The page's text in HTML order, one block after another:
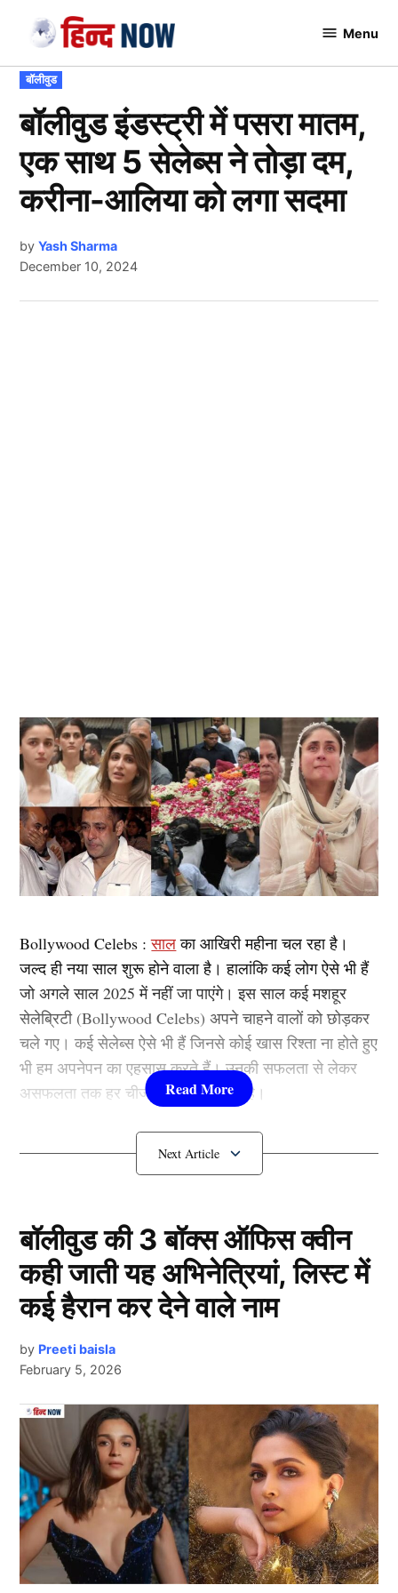
content
Menu
POSTED
IN
बॉलीवुड
बॉलीवुड इंडस्ट्री में पसरा मातम,
एक साथ 5 सेलेब्स ने तोड़ा दम,
करीना-आलिया को लगा सदमा
by Yash Sharma
December 10, 2024
Bollywood Celebs :सालका आखिरी महीना चल रहा है।
जल्द ही नया साल शुरू होने वाला है। हालांकि कई लोग ऐसे भी हैं
जो अगले साल 2025 में नहीं जा पाएंगे। इस साल कई मशहूर
सेलेब्रिटी (Bollywood Celebs) अपने चाहने वालों को छोड़कर
चले गए। कई सेलेब्स ऐसे भी हैं जिनसे कोई खास रिश्ता ना होते हुए
भी हम अपनेपन का एहसास करते हैं। उनकी सफलता से लेकर
असफलता तक हर चीज हमें अपनी लगती है।
ऐसे में हमारे खास और प्यारे सेलेब्स (Bollywood Celebs) का
दुनिया से चले जाना हमारे दिल में एक अलग ही खालीपन छोड़
से सेलेब्स (Bollywood Celebs) सदमे में दुनिया छोड़कर चले
गए।
1. पंकज उदास
साल की शुरुआत में ही म्यूजिक इंडस्ट्री (Bollywood Celebs)
Next Article
बॉलीवुड की 3 बॉक्स ऑफिस क्वीन
कही जाती यह अभिनेत्रियां, लिस्ट में
कई हैरान कर देने वाले नाम
by Preeti baisla
February 5, 2026